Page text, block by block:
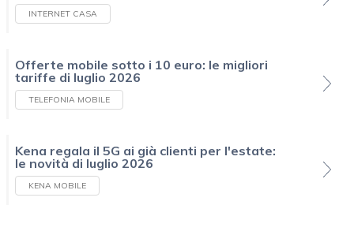
INTERNET CASA
Offerte mobile sotto i 10 euro: le migliori
tariffe di luglio 2026
TELEFONIA MOBILE
Kena regala il 5G ai già clienti per l'estate:
le novità di luglio 2026
KENA MOBILE